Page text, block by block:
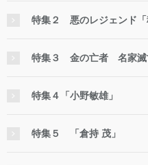
特集２ 悪のレジェンド「
特集３ 金の亡者 名家滅
特集４「小野敏雄」
特集５ 「倉持 茂」